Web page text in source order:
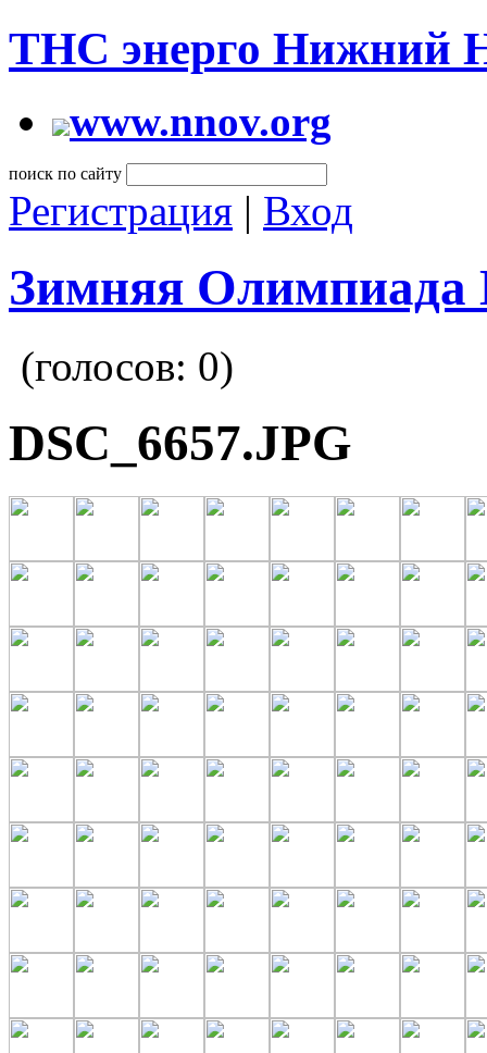
ТНС энерго Нижний
www.nnov.org
поиск по сайту
Регистрация | Вход
Зимняя Олимпиада
(голосов: 0)
DSC_6657.JPG